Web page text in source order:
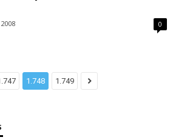
0
1.748 1.749